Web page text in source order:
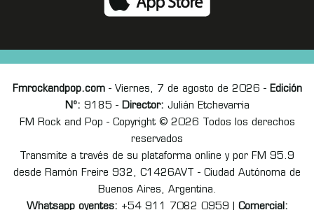
Fmrockandpop.com- Viernes, 7 de agosto de 2026 - Edición
Nº: 9185 - Director: Julián Etchevarria
FM Rock and Pop - Copyright © 2026 Todos los derechos
reservados
Transmite a través de su plataforma online y por FM 95.9
desde Ramón Freire 932, C1426AVT - Ciudad Autónoma de
Buenos Aires, Argentina.
Whatsapp oyentes: +54 911 7082 0959 | Comercial: